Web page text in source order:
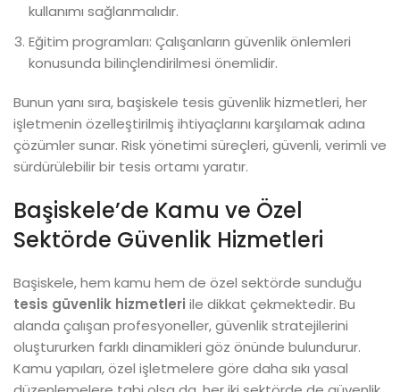
kullanımı sağlanmalıdır.
Eğitim programları: Çalışanların güvenlik önlemleri
konusunda bilinçlendirilmesi önemlidir.
Bunun yanı sıra, başiskele tesis güvenlik hizmetleri, her
işletmenin özelleştirilmiş ihtiyaçlarını karşılamak adına
çözümler sunar. Risk yönetimi süreçleri, güvenli, verimli ve
sürdürülebilir bir tesis ortamı yaratır.
Başiskele’de Kamu ve Özel
Sektörde Güvenlik Hizmetleri
Başiskele, hem kamu hem de özel sektörde sunduğu
tesis güvenlik hizmetleri ile dikkat çekmektedir. Bu
alanda çalışan profesyoneller, güvenlik stratejilerini
oluştururken farklı dinamikleri göz önünde bulundurur.
Kamu yapıları, özel işletmelere göre daha sıkı yasal